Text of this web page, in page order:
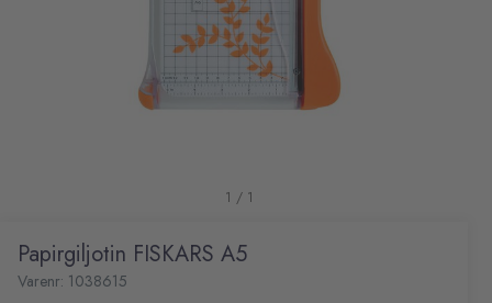
1 / 1
Papirgiljotin FISKARS A5
Varenr: 1038615